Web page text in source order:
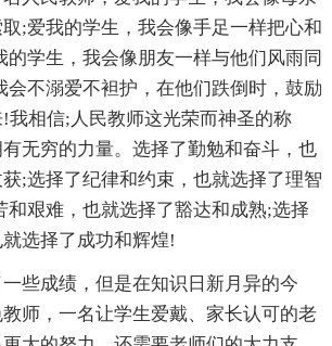
;爱我的学生，我会像手足一样把心和
的学生，我会像朋友一样与他们风雨同
会不溺爱不袒护，在他们跌倒时，鼓励
我相信;人民教师这光荣而神圣的称
无穷的力量。选择了勤勉和奋斗，也
;选择了纪律和约束，也就选择了理智
和艰难，也就选择了豁达和成熟;选择
选择了成功和辉煌!
些成绩，但是在知识日新月异的今
师，一名让学生爱戴、家长认可的老